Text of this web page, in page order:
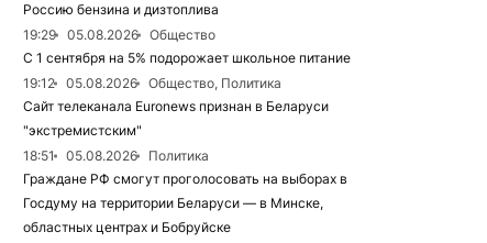
Россию бензина и дизтоплива
19:29
05.08.2026
Общество
С 1 сентября на 5% подорожает школьное питание
19:12
05.08.2026
Общество, Политика
Сайт телеканала Euronews признан в Беларуси
"экстремистским"
18:51
05.08.2026
Политика
Граждане РФ смогут проголосовать на выборах в
Госдуму на территории Беларуси — в Минске,
областных центрах и Бобруйске